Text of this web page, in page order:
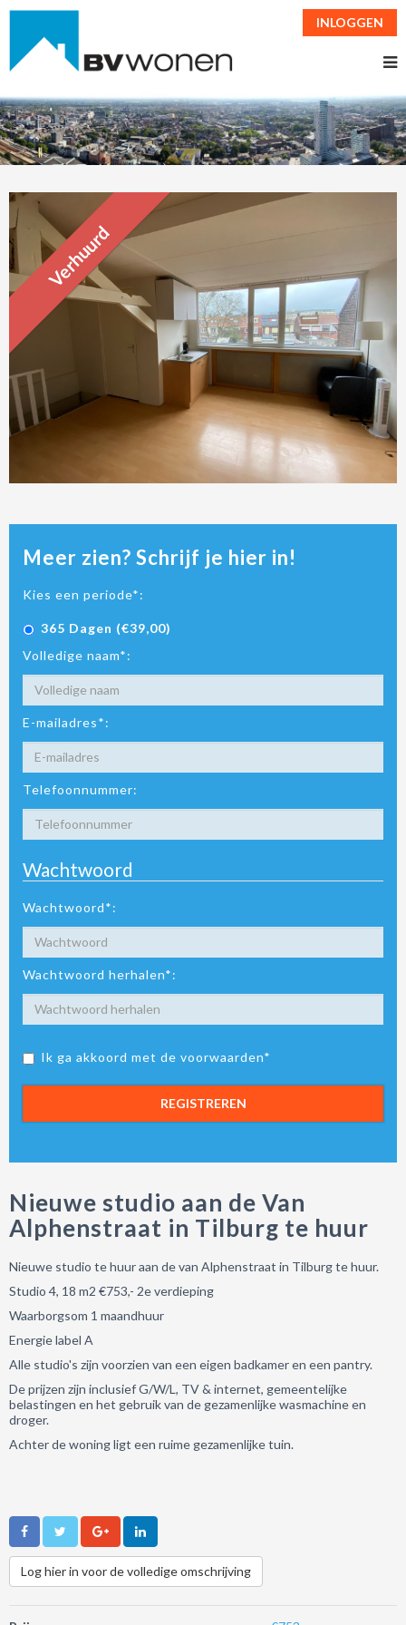
INLOGGEN
Verhuurd
Meer zien? Schrijf je hier in!
Kies een periode*:
365 Dagen (€39,00)
Volledige naam*:
E-mailadres*:
Telefoonnummer:
Wachtwoord
Wachtwoord*:
Wachtwoord herhalen*:
Ik ga akkoord met de voorwaarden*
REGISTREREN
Nieuwe studio aan de Van
Alphenstraat in Tilburg te huur
Nieuwe studio te huur aan de van Alphenstraat in Tilburg te huur.
Studio 4, 18 m2 €753,- 2e verdieping
Waarborgsom 1 maandhuur
Energie label A
Alle studio's zijn voorzien van een eigen badkamer en een pantry.
De prijzen zijn inclusief G/W/L, TV & internet, gemeentelijke
belastingen en het gebruik van de gezamenlijke wasmachine en
droger.
Achter de woning ligt een ruime gezamenlijke tuin.
Log hier in voor de volledige omschrijving